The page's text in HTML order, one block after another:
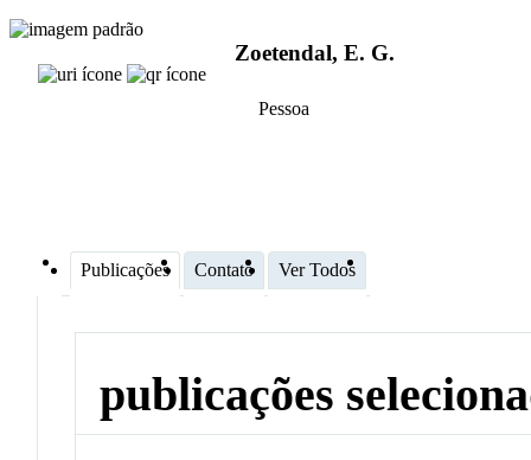
Zoetendal, E. G.
Pessoa
Publicações Contato Ver Todos
publicações